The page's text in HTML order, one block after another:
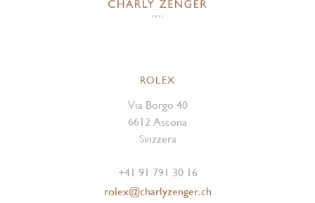
ROLEX
Via Borgo 40
6612 Ascona
Svizzera
+41 91 791 30 16
rolex@charlyzenger.ch